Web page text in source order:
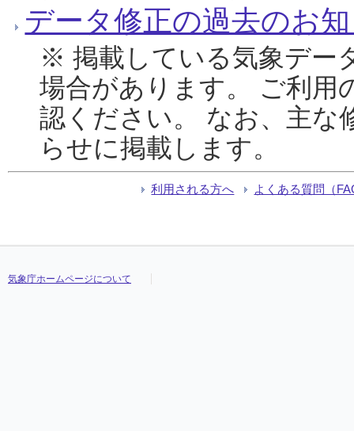
データ修正の過去のお
※ 掲載している気象デー
場合があります。 ご利用
認ください。 なお、主な
らせに掲載します。
利用される方へ よくある質問（
気象庁ホームページについて